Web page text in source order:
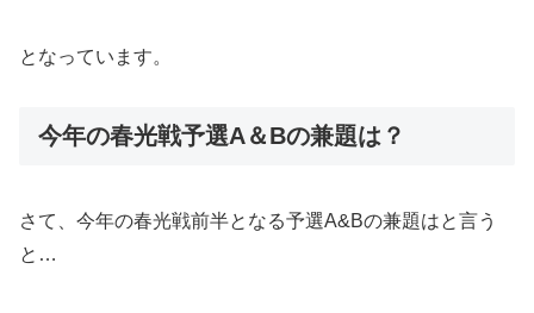
となっています。
今年の春光戦予選A＆Bの兼題は？
さて、今年の春光戦前半となる予選A&Bの兼題はと言う
と…